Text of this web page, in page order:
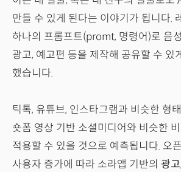
만들 수 있게 된다는 이야기가 됩니다.
하나의 프롬프트(promt, 명령어)로 음
광고, 예고편 등을 제작해 공유할 수 있
했습니다.
틱톡, 유튜브, 인스타그램과 비슷한 형
숏폼 영상 기반 소셜미디어와 비슷한
적용할 수 있을 것으로 예측됩니다. 오
사용자 증가에 따라 소라앱 기반의 광